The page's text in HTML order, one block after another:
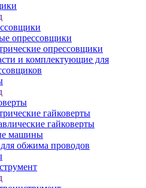
опрессовщики
опрессовщики
и комплектующие для
гайковерты
гайковерты
машины
обжима проводов